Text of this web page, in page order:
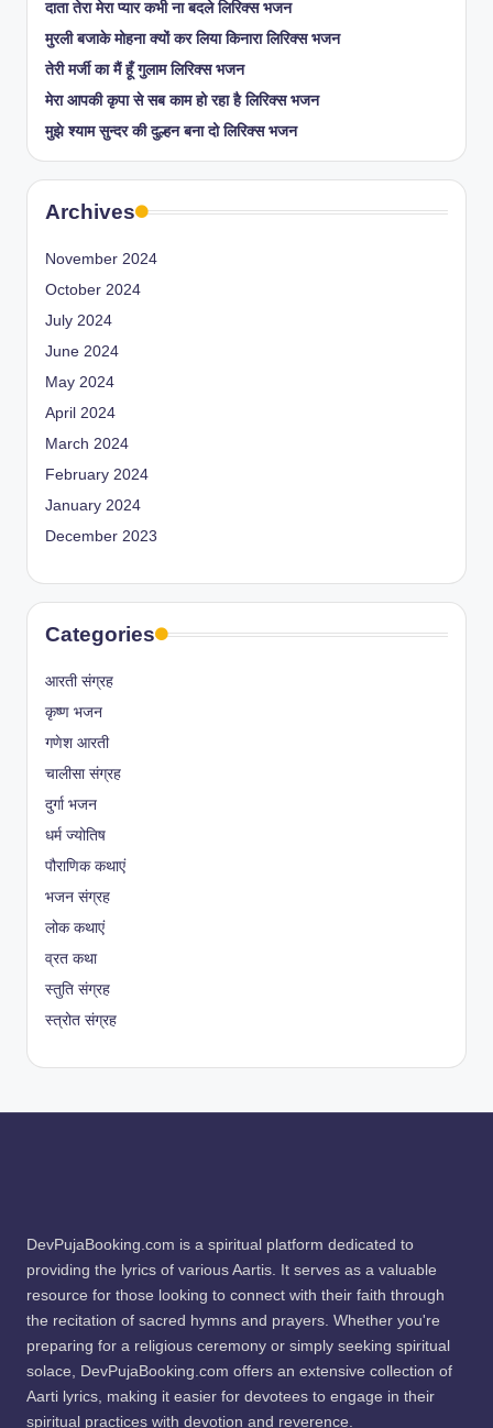
दाता तेरा मेरा प्यार कभी ना बदले लिरिक्स भजन
मुरली बजाके मोहना क्यों कर लिया किनारा लिरिक्स भजन
तेरी मर्जी का मैं हूँ गुलाम लिरिक्स भजन
मेरा आपकी कृपा से सब काम हो रहा है लिरिक्स भजन
मुझे श्याम सुन्दर की दुल्हन बना दो लिरिक्स भजन
Archives
November 2024
October 2024
July 2024
June 2024
May 2024
April 2024
March 2024
February 2024
January 2024
December 2023
Categories
आरती संग्रह
कृष्ण भजन
गणेश आरती
चालीसा संग्रह
दुर्गा भजन
धर्म ज्योतिष
पौराणिक कथाएं
भजन संग्रह
लोक कथाएं
व्रत कथा
स्तुति संग्रह
स्त्रोत संग्रह
DevPujaBooking.com is a spiritual platform dedicated to
providing the lyrics of various Aartis. It serves as a valuable
resource for those looking to connect with their faith through
the recitation of sacred hymns and prayers. Whether you're
preparing for a religious ceremony or simply seeking spiritual
solace, DevPujaBooking.com offers an extensive collection of
Aarti lyrics, making it easier for devotees to engage in their
spiritual practices with devotion and reverence.